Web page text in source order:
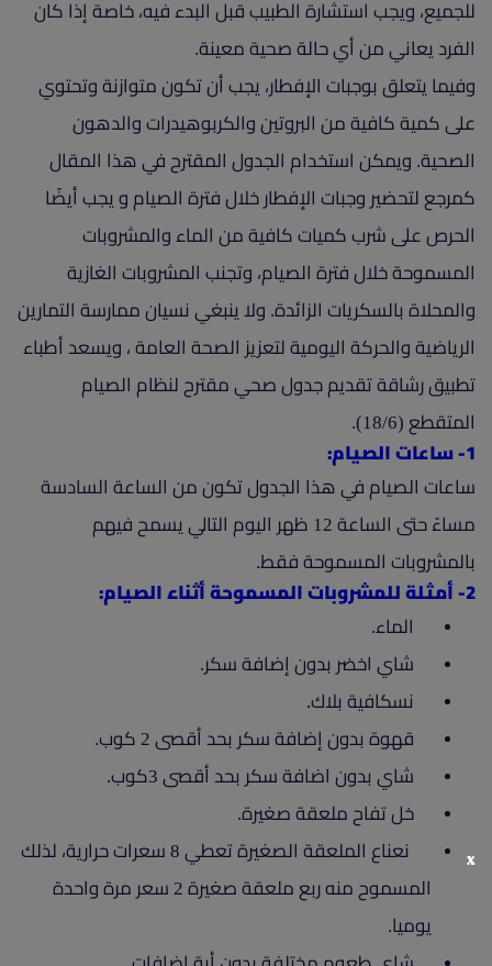
للجميع، ويجب استشارة الطبيب قبل البدء فيه، خاصة إذا كان
الفرد يعاني من أي حالة صحية معينة.
وفيما يتعلق بوجبات الإفطار، يجب أن تكون متوازنة وتحتوي
على كمية كافية من البروتين والكربوهيدرات والدهون
الصحية. ويمكن استخدام الجدول المقترح في هذا المقال
كمرجع لتحضير وجبات الإفطار خلال فترة الصيام و يجب أيضًا
الحرص على شرب كميات كافية من الماء والمشروبات
المسموحة خلال فترة الصيام، وتجنب المشروبات الغازية
والمحلاة بالسكريات الزائدة. ولا ينبغي نسيان ممارسة التمارين
الرياضية والحركة اليومية لتعزيز الصحة العامة ، ويسعد أطباء
تطبيق رشاقة تقديم جدول صحي مقترح لنظام الصيام
المتقطع (18/6).
1- ساعات الصيام:
ساعات الصيام في هذا الجدول تكون من الساعة السادسة
مساءً حتى الساعة 12 ظهر اليوم التالي يسمح فيهم
بالمشروبات المسموحة فقط.
2- أمثلة للمشروبات المسموحة أثناء الصيام:
الماء.
شاي اخضر بدون إضافة سكر.
نسكافية بلاك.
قهوة بدون إضافة سكر بحد أقصى 2 كوب.
شاي بدون اضافة سكر بحد أقصى 3كوب.
خل تفاح ملعقة صغيرة.
نعناع الملعقة الصغيرة تعطي 8 سعرات حرارية، لذلك
المسموح منه ربع ملعقة صغيرة 2 سعر مرة واحدة
يوميا.
x